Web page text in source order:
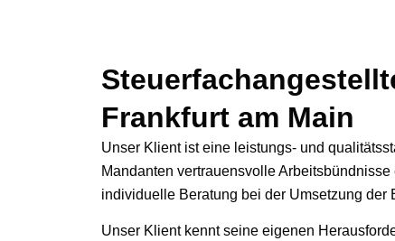
Frankfurt am Main
Unser Klient ist eine leistungs- und
Mandanten vertrauensvolle
individuelle Beratung bei der Umsetzung der
Unser Klient kennt seine eigenen